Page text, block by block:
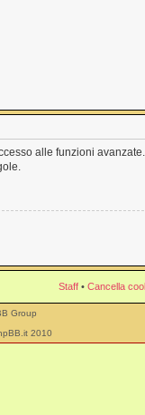
alle funzioni
Staff • Cancella
Group
2010